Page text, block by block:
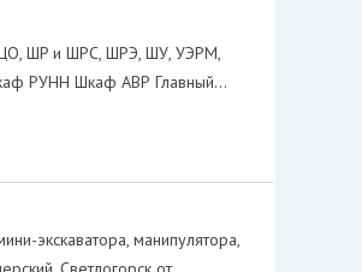
ШP и ШРС, ШРЭ, ШУ, УЭРМ,
РУНН Шкаф АВР Главный…
экскаватора, манипулятора,